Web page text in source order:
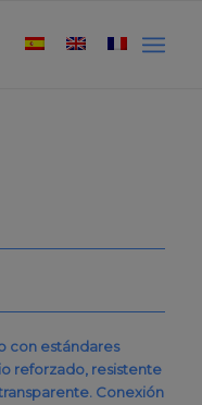
con estándares
reforzado, resistente
Conexión